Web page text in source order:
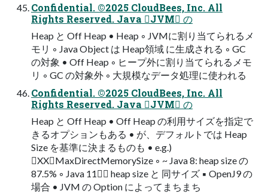
Confidential. ©2025 CloudBees, Inc. All
Rights Reserved. Java JVM の
Heap と Off Heap • Heap ◦ JVMに割り当てられるメ
モリ ◦ Java Object は Heap領域 に生成される ◦ GC
の対象 • Off Heap ◦ ヒープ外に割り当てられるメモ
リ ◦ GC の対象外 ◦ 大規模なデータ処理に使われる
Confidential. ©2025 CloudBees, Inc. All
Rights Reserved. Java JVM の
Heap と Off Heap • Off Heap の利用サイズを指定で
きるオプションもある • が、デフォルトでは Heap
Size を基準に決まるものも • e.g.)
XXMaxDirectMemorySize ◦ ~ Java 8: heap size の
87.5% ◦ Java 11 heap size と 同サイズ ▪ OpenJ9 の
場合 • JVM の Option によってまちまち